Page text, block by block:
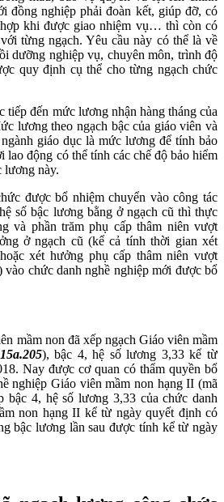
đồng nghiệp phải đoàn kết, giúp đỡ, có
khi được giao nhiệm vụ… thì còn có
từng ngạch. Yêu cầu này có thể là về
dưỡng nghiệp vụ, chuyên môn, trình độ
quy định cụ thể cho từng ngạch chức
tiếp đến mức lương nhận hàng tháng của
lương theo ngạch bậc của giáo viên và
giáo dục là mức lương để tính bảo
lao động có thể tính các chế độ bảo hiểm
lương này.
được bổ nhiệm chuyển vào công tác
số bậc lương bằng ở ngạch cũ thì thực
và phần trăm phụ cấp thâm niên vượt
ở ngạch cũ (kể cả tính thời gian xét
xét hưởng phụ cấp thâm niên vượt
vào chức danh nghề nghiệp mới được bổ
mầm non đã xếp ngạch Giáo viên mầm
15a.205), bậc 4, hệ số lương 3,33 kể từ
Nay được cơ quan có thẩm quyền bổ
nghiệp Giáo viên mầm non hạng II (mã
bậc 4, hệ số lương 3,33 của chức danh
non hạng II kể từ ngày quyết định có
bậc lương lần sau được tính kể từ ngày